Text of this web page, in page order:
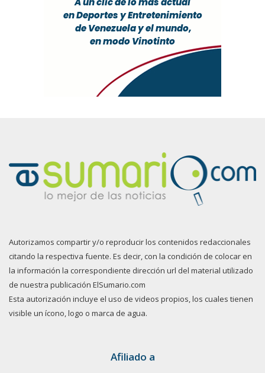
Autorizamos compartir y/o reproducir los contenidos redaccionales
citando la respectiva fuente. Es decir, con la condición de colocar en
la información la correspondiente dirección url del material utilizado
de nuestra publicación ElSumario.com
Esta autorización incluye el uso de videos propios, los cuales tienen
visible un ícono, logo o marca de agua.
Afiliado a